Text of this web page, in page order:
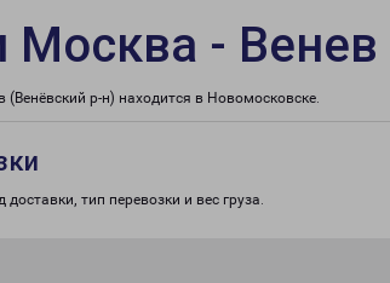
Москва -
р-н) находится в Новомосковске.
тип перевозки и вес груза.